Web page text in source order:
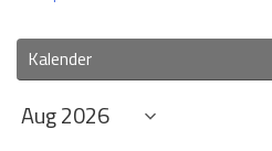
Kalender